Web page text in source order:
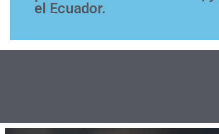
el Ecuador.